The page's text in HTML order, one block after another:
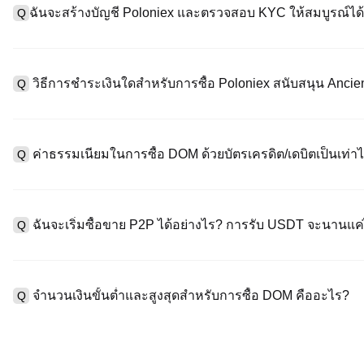
Q ฉันจะสร้างบัญชี Poloniex และตรวจสอบ KYC ให้สมบูรณ์ได้
"ความปลอดภัย" อัปโหลดเอกสาร Id ที่ถูกต้องของคุณ และถ่ายเซลฟี่
Q วิธีการชำระเงินใดสำหรับการซื้อ Poloniex สนับสนุน
ซื้อขาย OTC สำหรับธุรกรรมขนาดใหญ่เกิน 100,000 USD พร้อมใบเสน
Q ค่าธรรมเนียมในการซื้อ DOM ด้วยบัตรเครดิต/เดบิตเป็นเท่า
การซื้อขายแบบสปอตมาตรฐาน (ต่ำถึง 0.05%) ใช้กับการซื้อขาย DOM/
Q ฉันจะเริ่มซื้อขาย P2P ได้อย่างไร? การรับ USDT จะนานแ
กับวิธีการชำระเงินและเวลาตอบสนองของผู้ขาย
Q จำนวนเงินขั้นต่ำและสูงสุดสำหรับการซื้อ DOM คืออะไร?